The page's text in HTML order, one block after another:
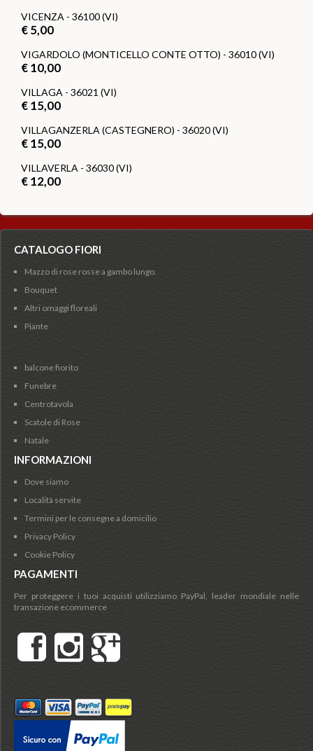
VICENZA - 36100 (VI)
€ 5,00
VIGARDOLO (MONTICELLO CONTE OTTO) - 36010 (VI)
€ 10,00
VILLAGA - 36021 (VI)
€ 15,00
VILLAGANZERLA (CASTEGNERO) - 36020 (VI)
€ 15,00
VILLAVERLA - 36030 (VI)
€ 12,00
CATALOGO FIORI
Mazzo di rose rosse a gambo lungo.
Bouquet
Altri omaggi floreali
Piante
balcone fiorito
Funebre
Centrotavola
Scatole di Rose
Natale
INFORMAZIONI
Dove siamo
Località servite
Termini per le consegne a domicilio
Privacy Policy
Cookie Policy
PAGAMENTI
Per proteggere i tuoi acquisti utilizziamo PayPal, leader mondiale nelle
transazione ecommerce